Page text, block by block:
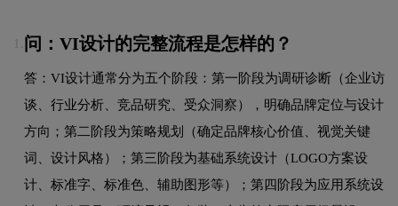
问：VI设计的完整流程是怎样的？
答：VI设计通常分为五个阶段：第一阶段为调研诊断（企业访
谈、行业分析、竞品研究、受众洞察），明确品牌定位与设计
方向；第二阶段为策略规划（确定品牌核心价值、视觉关键
词、设计风格）；第三阶段为基础系统设计（LOGO方案设
计、标准字、标准色、辅助图形等）；第四阶段为应用系统设